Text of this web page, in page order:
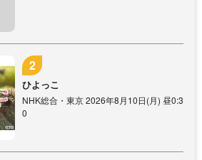
ひよっこ
NHK総合・東京 2026年8月10日(月) 昼0:3
0